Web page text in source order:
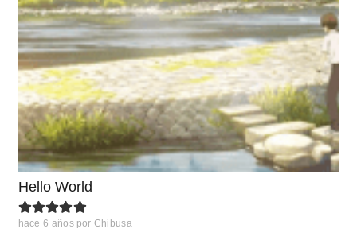
Hello World
hace 6 años por Chibusa